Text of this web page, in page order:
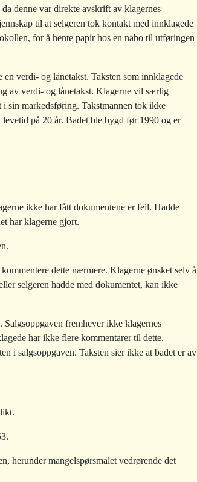
denne var direkte avskrift av klagernes
til at selgeren tok kontakt med innklagede
for å hente papir hos en nabo til utføringen
verdi- og lånetakst. Taksten som innklagede
av verdi- og lånetakst. Klagerne vil særlig
i sin markedsføring. Takstmannen tok ikke
på 20 år. Badet ble bygd før 1990 og er
ikke har fått dokumentene er feil. Hadde
har klagerne gjort.
dette nærmere. Klagerne ønsket selv å
selgeren hadde med dokumentet, kan ikke
fremhever ikke klagernes
har ikke flere kommentarer til dette.
i salgsoppgaven. Taksten sier ikke at badet er av
herunder mangelspørsmålet vedrørende det